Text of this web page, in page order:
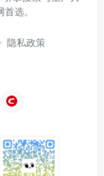
选。
隐私政策